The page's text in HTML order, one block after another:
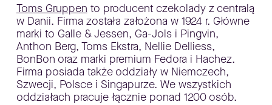
Toms Gruppen to producent czekolady z centralą
w Danii. Firma została założona w 1924 r. Główne
marki to Galle & Jessen, Ga-Jols i Pingvin,
Anthon Berg, Toms Ekstra, Nellie Delliess,
BonBon oraz marki premium Fedora i Hachez.
Firma posiada także oddziały w Niemczech,
Szwecji, Polsce i Singapurze. We wszystkich
oddziałach pracuje łącznie ponad 1200 osób.